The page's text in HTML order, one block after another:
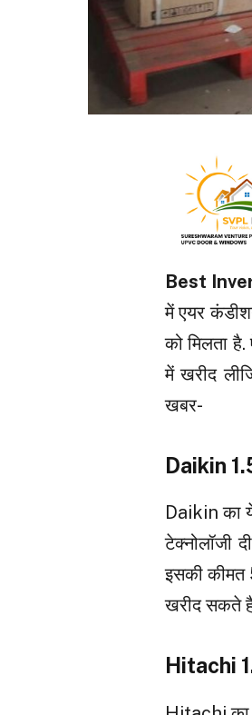
Best
में एयर
को मिलता
में खरीद
खबर-
Daikin
Daikin का
टेक्नोलॉजी
इसकी
खरीद सकते
Hitachi